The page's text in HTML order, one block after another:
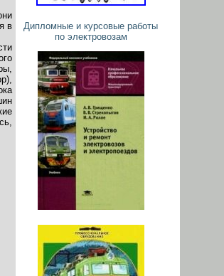
в
Дипломные и курсовые работы
по электровозам